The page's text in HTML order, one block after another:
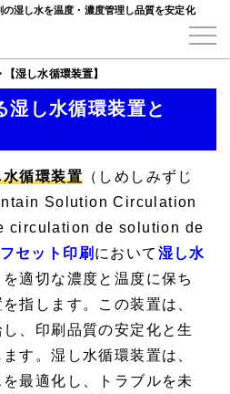
湿し水を温度・濃度管理し品質を安定化
【湿し水循環装置】
湿し水循環装置と
水循環装置 （しめしみずじ
Solution Circulation
circulation de solution de
セット印刷 において 湿し水
を適切な濃度と温度に保ち
指します。この装置は、
、印刷品質の安定化と生
す。湿し水循環装置は、
最適化し、トラブルを未